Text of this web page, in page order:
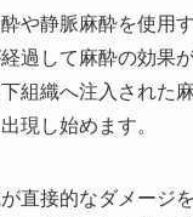
や静脈麻酔を使用
過して麻酔の効果
組織へ注入された
現し始めます。
直接的なダメージ